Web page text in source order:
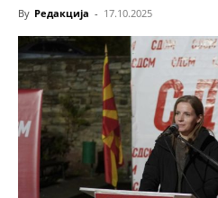
By Редакција - 17.10.2025